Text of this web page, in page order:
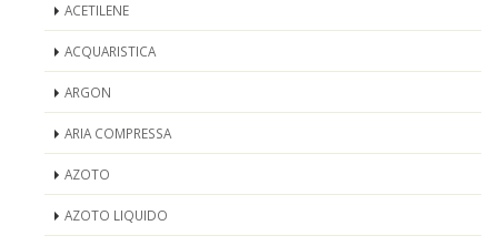
ACETILENE
ACQUARISTICA
ARGON
ARIA COMPRESSA
AZOTO
AZOTO LIQUIDO